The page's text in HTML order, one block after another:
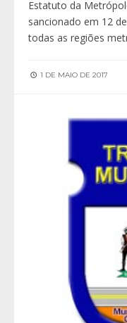
Estatuto da
sancionado em 12
todas as regiões
1 DE MAIO DE 2017